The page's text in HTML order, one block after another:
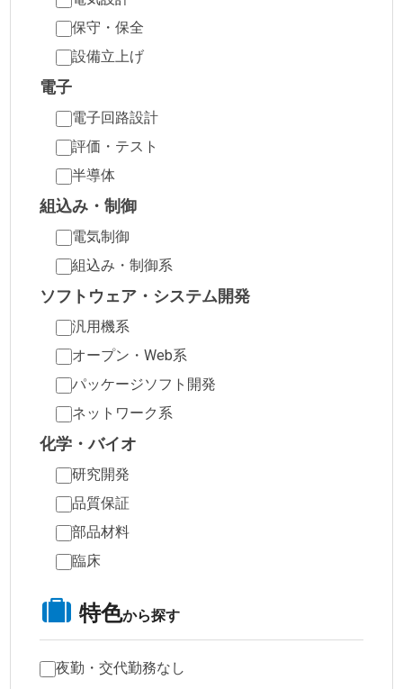
保守・保全
設備立上げ
電子
電子回路設計
評価・テスト
半導体
組込み・制御
電気制御
組込み・制御系
ソフトウェア・システム開発
汎用機系
オープン・Web系
パッケージソフト開発
ネットワーク系
化学・バイオ
研究開発
品質保証
部品材料
臨床
特色から探す
夜勤・交代勤務なし